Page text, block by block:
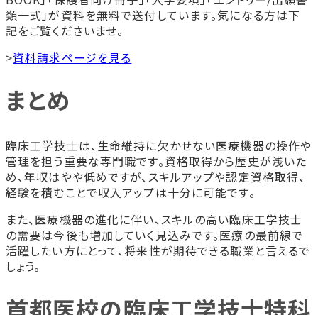
類一式」が資料を無料で送付しています。気になる方は下
記をご覧くださいませ。
>資料請求ページを見る
まとめ
臨床工学技士は、生命維持に欠かせない医療機器の操作や
管理を担う重要な専門職です。資格取得から歴史が浅いた
め、年収はやや低めですが、スキルアップや認定資格取得、
経験を積むことで収入アップは十分に可能です。
また、医療機器の進化に伴い、スキルの高い臨床工学技士
の需要は今後も増加していく見込みです。医療の最前線で
活躍したい方にとって、将来性が期待できる職業と言えるで
しょう。